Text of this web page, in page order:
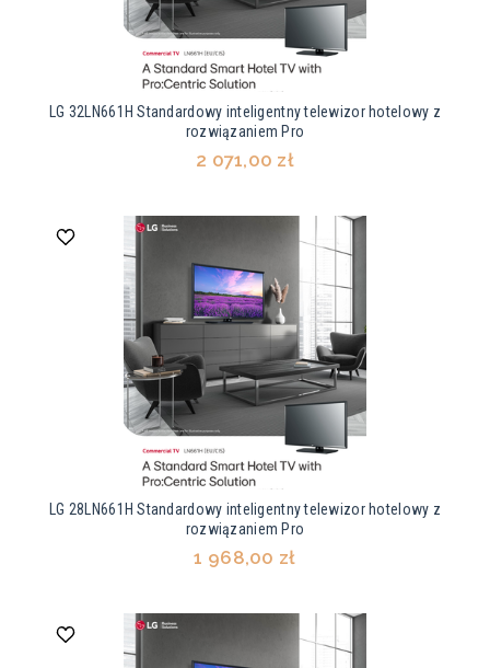
LG 32LN661H Standardowy inteligentny telewizor hotelowy z
rozwiązaniem Pro
2 071,00 zł
LG 28LN661H Standardowy inteligentny telewizor hotelowy z
rozwiązaniem Pro
1 968,00 zł